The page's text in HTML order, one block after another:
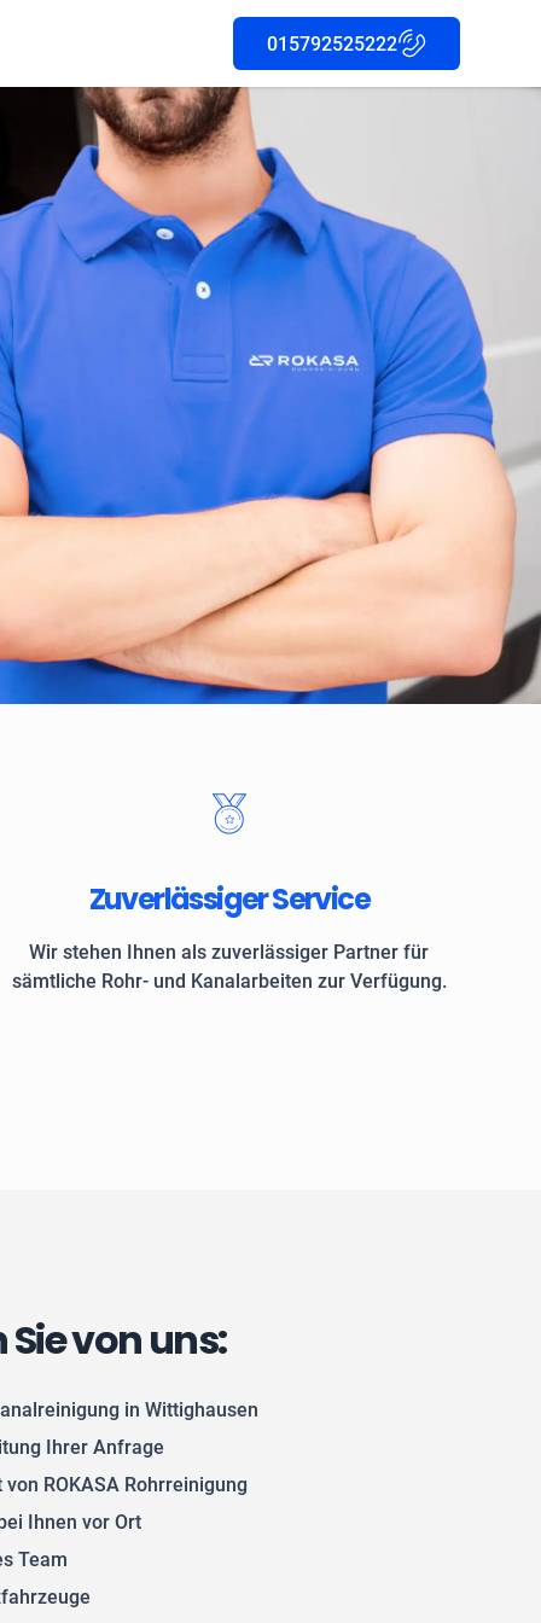
015792525222
Zuverlässiger Service
Wir stehen Ihnen als zuverlässiger Partner für
sämtliche Rohr- und Kanalarbeiten zur Verfügung.
von uns:
in Wittighausen
Ihrer Anfrage
ROKASA Rohrreinigung
Ihnen vor Ort
Team